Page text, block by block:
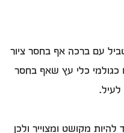
עם ברכה אף בחסר ציור
כגולמי כלי עץ שאף בחסר
מקושט ומצוייר ולכן